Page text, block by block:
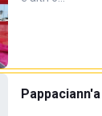
Pappaciann'a